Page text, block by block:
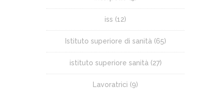
iss (12)
Istituto superiore di sanità(65)
istituto superiore sanità(27)
Lavoratrici (9)